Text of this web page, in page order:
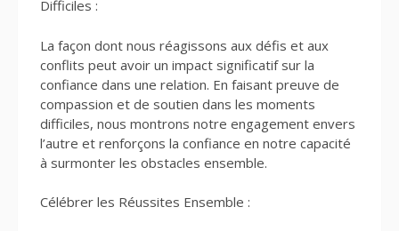
Difficiles :
La façon dont nous réagissons aux défis et aux
conflits peut avoir un impact significatif sur la
confiance dans une relation. En faisant preuve de
compassion et de soutien dans les moments
difficiles, nous montrons notre engagement envers
l’autre et renforçons la confiance en notre capacité
à surmonter les obstacles ensemble.
Célébrer les Réussites Ensemble :